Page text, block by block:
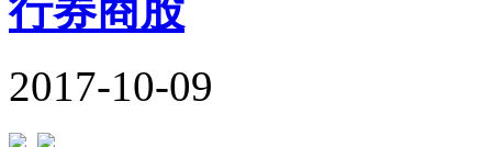
行券商股
2017-10-09